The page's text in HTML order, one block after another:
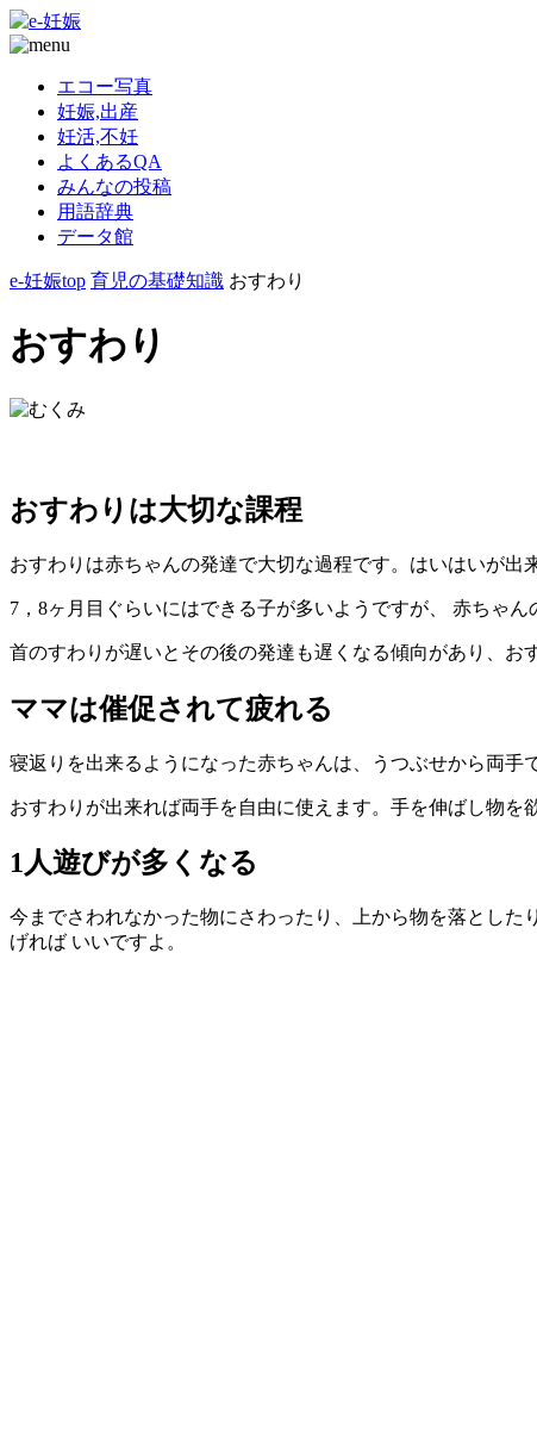
エコー写真
妊娠,出産
妊活,不妊
よくあるQA
みんなの投稿
用語辞典
データ館
e-妊娠top 育児の基礎知識 おすわり
おすわり
おすわりは大切な課程
おすわりは赤ちゃんの発達で大切な過程です。はいはいが出
7，8ヶ月目ぐらいにはできる子が多いようですが、 赤ちゃ
首のすわりが遅いとその後の発達も遅くなる傾向があり、お
ママは催促されて疲れる
寝返りを出来るようになった赤ちゃんは、うつぶせから両手
おすわりが出来れば両手を自由に使えます。手を伸ばし物を
1人遊びが多くなる
今までさわれなかった物にさわったり、上から物を落とし
げれば いいですよ。